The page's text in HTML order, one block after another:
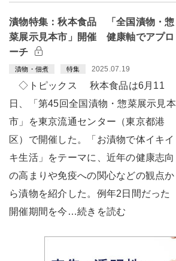
漬物特集：秋本食品 「全国漬物・惣
菜展示見本市」開催 健康軸でアプロ
ーチ
漬物・佃煮 特集 2025.07.19
◇トピックス 秋本食品は6月11
日、「第45回全国漬物・惣菜展示見本
市」を東京流通センター（東京都港
区）で開催した。「お漬物で体イキイ
キ生活」をテーマに、近年の健康志向
の高まりや免疫への関心などの観点か
ら漬物を紹介した。例年2日間だった
開催期間を今…続きを読む